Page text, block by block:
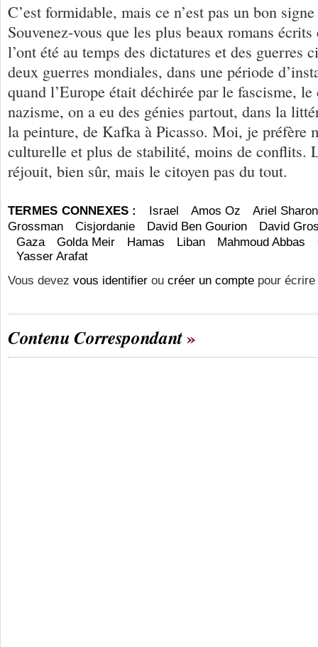
C’est formidable, mais ce n’est pas un bon
Souvenez-vous que les plus beaux romans
l’ont été au temps des dictatures et des guerres
deux guerres mondiales, dans une période
quand l’Europe était déchirée par le fascisme,
nazisme, on a eu des génies partout, dans la
la peinture, de Kafka à Picasso. Moi, je préfère
culturelle et plus de stabilité, moins de conflits.
réjouit, bien sûr, mais le citoyen pas du tout.
TERMES CONNEXES : Israel Amos Oz
Ariel Sharon
Grossman
Cisjordanie David Ben Gourion
David
Gaza
Golda Meir Hamas Liban Mahmoud Abbas
Yasser Arafat
Vous devez vous identifier ou créer un compte pour
Contenu Correspondant